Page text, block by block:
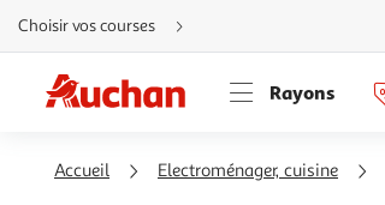
Aller
directement
au
Aller
directement
à
Aller
directement
Choisir vos courses
Rayons
Accueil Electroménager, cuisine